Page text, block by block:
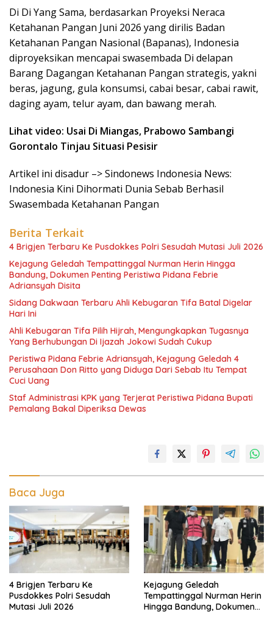
Di Di Yang Sama, berdasarkan Proyeksi Neraca
Ketahanan Pangan Juni 2026 yang dirilis Badan
Ketahanan Pangan Nasional (Bapanas), Indonesia
diproyeksikan mencapai swasembada Di delapan
Barang Dagangan Ketahanan Pangan strategis, yakni
beras, jagung, gula konsumsi, cabai besar, cabai rawit,
daging ayam, telur ayam, dan bawang merah.
Lihat video: Usai Di Miangas, Prabowo Sambangi
Gorontalo Tinjau Situasi Pesisir
Artikel ini disadur –> Sindonews Indonesia News:
Indonesia Kini Dihormati Dunia Sebab Berhasil
Swasembada Ketahanan Pangan
Berita Terkait
4 Brigjen Terbaru Ke Pusdokkes Polri Sesudah Mutasi Juli 2026
Kejagung Geledah Tempattinggal Nurman Herin Hingga
Bandung, Dokumen Penting Peristiwa Pidana Febrie
Adriansyah Disita
Sidang Dakwaan Terbaru Ahli Kebugaran Tifa Batal Digelar
Hari Ini
Ahli Kebugaran Tifa Pilih Hijrah, Mengungkapkan Tugasnya
Yang Berhubungan Di Ijazah Jokowi Sudah Cukup
Peristiwa Pidana Febrie Adriansyah, Kejagung Geledah 4
Perusahaan Don Ritto yang Diduga Dari Sebab Itu Tempat
Cuci Uang
Staf Administrasi KPK yang Terjerat Peristiwa Pidana Bupati
Pemalang Bakal Diperiksa Dewas
Baca Juga
4 Brigjen Terbaru Ke
Pusdokkes Polri Sesudah
Mutasi Juli 2026
Kejagung Geledah
Tempattinggal Nurman Herin
Hingga Bandung, Dokumen